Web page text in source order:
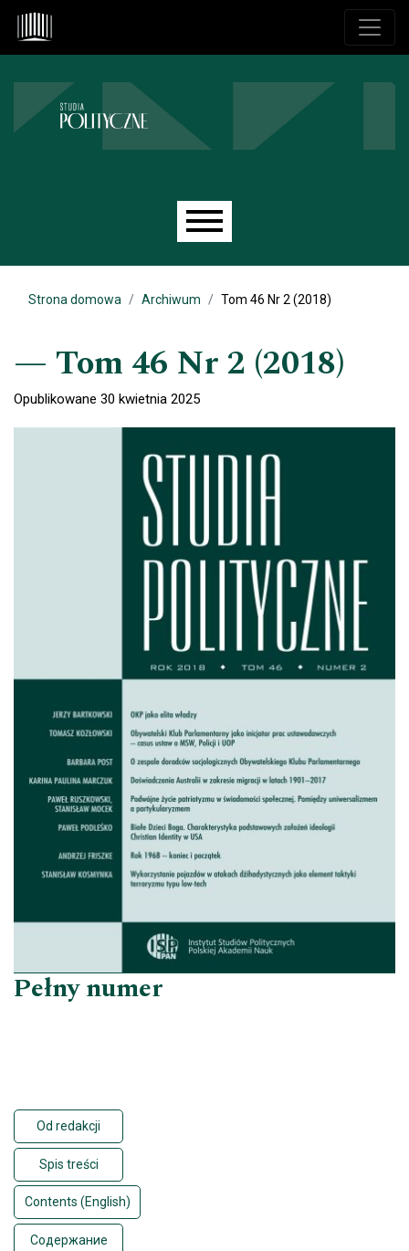
Przejdź do głównego menu
Przejdź do sekcji głównej
Przejdź do stopki
Main menu
Strona domowa Archiwum Tom 46 Nr 2 (2018)
Tom 46 Nr 2 (2018)
Opublikowane 30 kwietnia 2025
Pełny numer
Od redakcji
Spis treści
Contents (English)
Coдеpжaниe